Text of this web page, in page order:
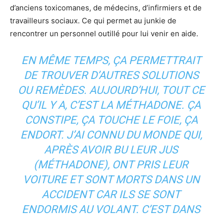
d’anciens toxicomanes, de médecins, d’infirmiers et de
travailleurs sociaux. Ce qui permet au junkie de
rencontrer un personnel outillé pour lui venir en aide.
EN MÊME TEMPS, ÇA PERMETTRAIT
DE TROUVER D’AUTRES SOLUTIONS
OU REMÈDES. AUJOURD’HUI, TOUT CE
QU’IL Y A, C’EST LA MÉTHADONE. ÇA
CONSTIPE, ÇA TOUCHE LE FOIE, ÇA
ENDORT. J’AI CONNU DU MONDE QUI,
APRÈS AVOIR BU LEUR JUS
(MÉTHADONE), ONT PRIS LEUR
VOITURE ET SONT MORTS DANS UN
ACCIDENT CAR ILS SE SONT
ENDORMIS AU VOLANT. C’EST DANS